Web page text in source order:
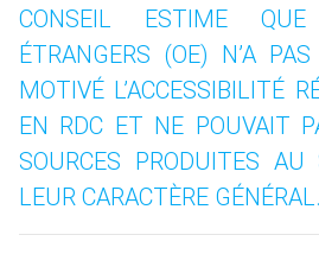
CONSEIL ESTIME QUE
ÉTRANGERS (OE) N’A
MOTIVÉ L’ACCESSIBILITÉ
EN RDC ET NE POUVAIT
SOURCES PRODUITES
LEUR CARACTÈRE GÉNÉRAL.